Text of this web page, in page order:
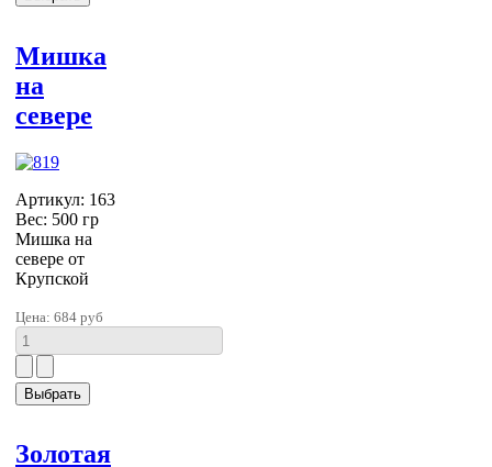
Мишка
на
севере
Артикул: 163
Вес: 500 гр
Мишка на
севере от
Крупской
Цена: 684 руб
Золотая